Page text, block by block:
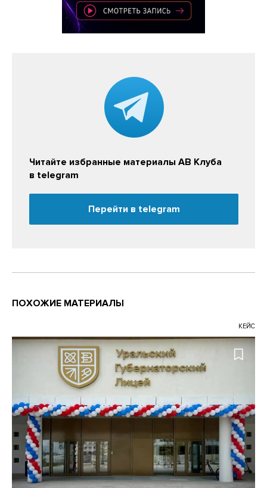
Читайте избранные материалы АВ Клуба
в telegram
Перейти в telegram
ПОХОЖИЕ МАТЕРИАЛЫ
КЕЙС